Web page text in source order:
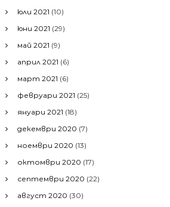
юли 2021 (10)
юни 2021 (29)
май 2021 (9)
април 2021 (6)
март 2021 (6)
февруари 2021 (25)
януари 2021 (18)
декември 2020 (7)
ноември 2020 (13)
октомври 2020 (17)
септември 2020 (22)
август 2020 (30)